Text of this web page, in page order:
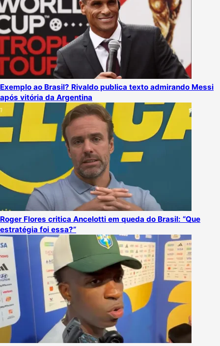
Exemplo ao Brasil? Rivaldo publica texto admirando Messi
após vitória da Argentina
Roger Flores critica Ancelotti em queda do Brasil: “Que
estratégia foi essa?”